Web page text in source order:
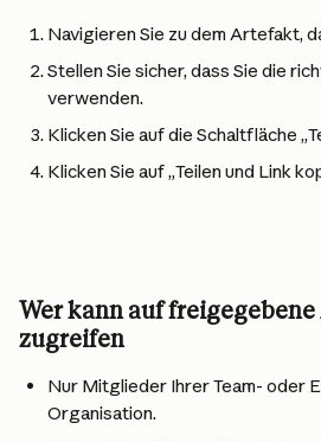
Navigieren Sie zu dem Artefakt,
Stellen Sie sicher, dass Sie die
verwenden.
Klicken Sie auf die Schaltfläche
Klicken Sie auf „Teilen und Link
Wer kann auf
zugreifen
Nur Mitglieder Ihrer Team- oder
Organisation.